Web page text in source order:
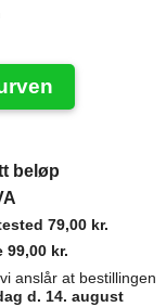
beløp
79,00 kr.
99,00 kr.
anslår at bestillingen
d. 14. august